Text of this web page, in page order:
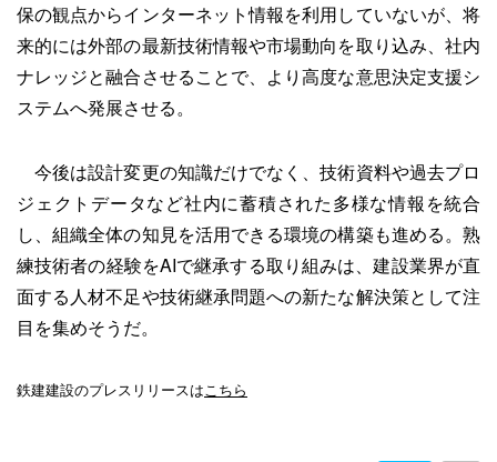
保の観点からインターネット情報を利用していないが、将
来的には外部の最新技術情報や市場動向を取り込み、社内
ナレッジと融合させることで、より高度な意思決定支援シ
ステムへ発展させる。
今後は設計変更の知識だけでなく、技術資料や過去プロ
ジェクトデータなど社内に蓄積された多様な情報を統合
し、組織全体の知見を活用できる環境の構築も進める。熟
練技術者の経験をAIで継承する取り組みは、建設業界が直
面する人材不足や技術継承問題への新たな解決策として注
目を集めそうだ。
鉄建建設のプレスリリースはこちら